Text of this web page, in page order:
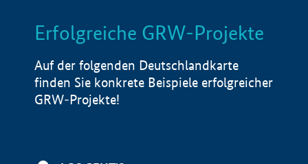
LISTE Info
Erfolgreiche GRW-Projekte
Auf der folgenden Deutschlandkarte
finden Sie konkrete Beispiele erfolgreicher
GRW-Projekte!